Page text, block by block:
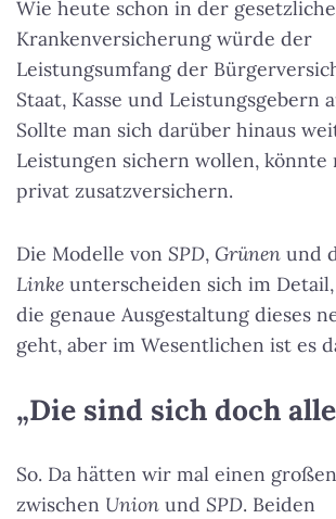
Wie heute schon in der
Krankenversicherung würde der
Leistungsumfang der
Staat, Kasse und Leistungsgebern
Sollte man sich darüber hinaus
Leistungen sichern wollen, könnte
privat zusatzversichern.
Die Modelle von SPD, Grünen und
Linke unterscheiden sich im
die genaue Ausgestaltung dieses
geht, aber im Wesentlichen ist es
„Die sind sich doch
So. Da hätten wir mal einen
zwischen Union und SPD. Beiden